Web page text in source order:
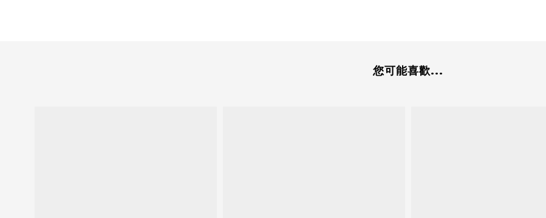
您可能喜歡...